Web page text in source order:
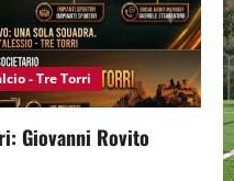
- Tre Torri
Giovanni Rovito